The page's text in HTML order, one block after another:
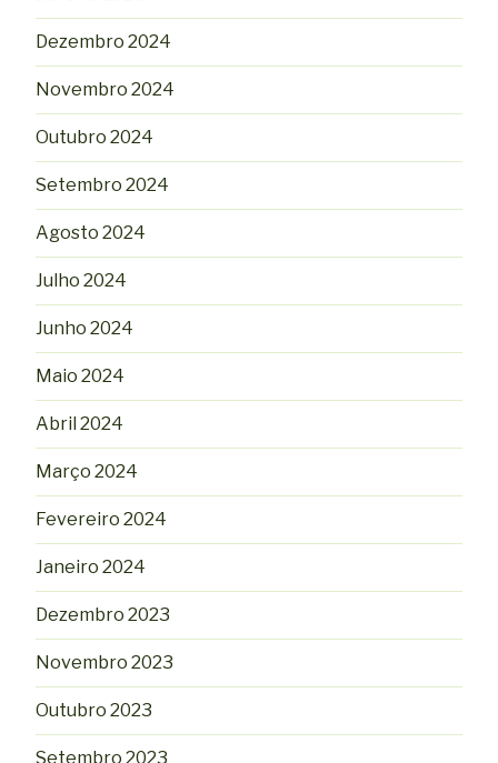
Dezembro 2024
Novembro 2024
Outubro 2024
Setembro 2024
Agosto 2024
Julho 2024
Junho 2024
Maio 2024
Abril 2024
Março 2024
Fevereiro 2024
Janeiro 2024
Dezembro 2023
Novembro 2023
Outubro 2023
Setembro 2023